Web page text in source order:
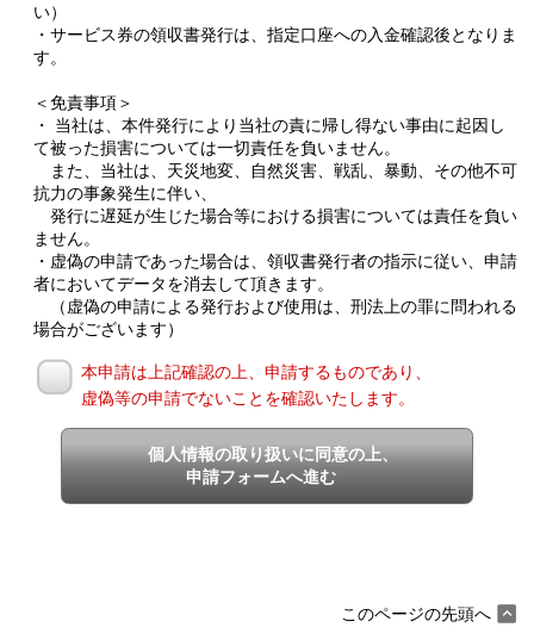
い）
・サービス券の領収書発行は、指定口座への入金確認後となりま
す。
＜免責事項＞
・ 当社は、本件発行により当社の責に帰し得ない事由に起因し
て被った損害については一切責任を負いません。
また、当社は、天災地変、自然災害、戦乱、暴動、その他不可
抗力の事象発生に伴い、
発行に遅延が生じた場合等における損害については責任を負い
ません。
・虚偽の申請であった場合は、領収書発行者の指示に従い、申請
者においてデータを消去して頂きます。
（虚偽の申請による発行および使用は、刑法上の罪に問われる
場合がございます）
本申請は上記確認の上、申請するものであり、
虚偽等の申請でないことを確認いたします。
個人情報の取り扱いに同意の上、
申請フォームへ進む
このページの先頭へ